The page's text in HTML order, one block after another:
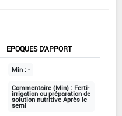
EPOQUES D'APPORT
Min : -
Commentaire (Min) : Ferti-
irrigation ou préparation de
solution nutritive Après le
semi